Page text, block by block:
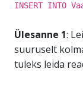
INSERT INTO
Ülesanne 1:
suuruselt
tuleks leida